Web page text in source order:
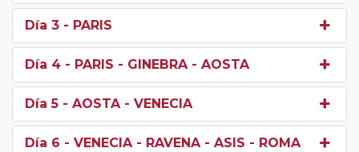
Día 3 - PARIS
Día 4 - PARIS - GINEBRA - AOSTA
Día 5 - AOSTA - VENECIA
Día 6 - VENECIA - RAVENA - ASIS - ROMA